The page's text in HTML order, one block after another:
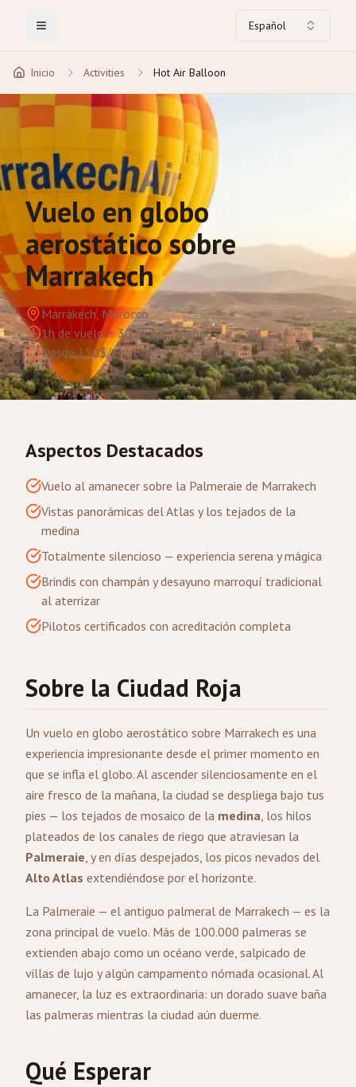
Toggle Menu Español
Inicio Activities Hot Air Balloon
Vuelo en globo
aerostático sobre
Marrakech
Marrakech, Morocco
1h de vuelo + 30 min de briefing
Desde 150$/persona
Aspectos Destacados
Vuelo al amanecer sobre la Palmeraie de Marrakech
Vistas panorámicas del Atlas y los tejados de la
medina
Totalmente silencioso — experiencia serena y mágica
Brindis con champán y desayuno marroquí tradicional
al aterrizar
Pilotos certificados con acreditación completa
Sobre la Ciudad Roja
Un vuelo en globo aerostático sobre Marrakech es una
experiencia impresionante desde el primer momento en
que se infla el globo. Al ascender silenciosamente en el
aire fresco de la mañana, la ciudad se despliega bajo tus
pies — los tejados de mosaico de la medina, los hilos
plateados de los canales de riego que atraviesan la
Palmeraie, y en días despejados, los picos nevados del
Alto Atlas extendiéndose por el horizonte.
La Palmeraie — el antiguo palmeral de Marrakech — es la
zona principal de vuelo. Más de 100.000 palmeras se
extienden abajo como un océano verde, salpicado de
villas de lujo y algún campamento nómada ocasional. Al
amanecer, la luz es extraordinaria: un dorado suave baña
las palmeras mientras la ciudad aún duerme.
Qué Esperar